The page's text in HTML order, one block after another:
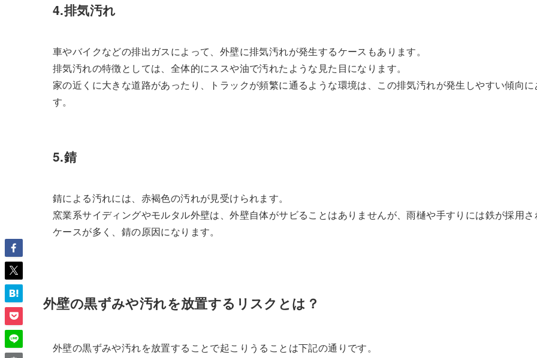
4.排気汚れ
車やバイクなどの排出ガスによって、外壁に排気汚れが発生するケースもあります。
排気汚れの特徴としては、全体的にススや油で汚れたような見た目になります。
家の近くに大きな道路があったり、トラックが頻繁に通るような環境は、この排気汚れが発生しやすい傾向
す。
5.錆
錆による汚れには、赤褐色の汚れが見受けられます。
窯業系サイディングやモルタル外壁は、外壁自体がサビることはありませんが、雨樋や手すりには鉄が採用
ケースが多く、錆の原因になります。
外壁の黒ずみや汚れを放置するリスクとは？
外壁の黒ずみや汚れを放置することで起こりうることは下記の通りです。